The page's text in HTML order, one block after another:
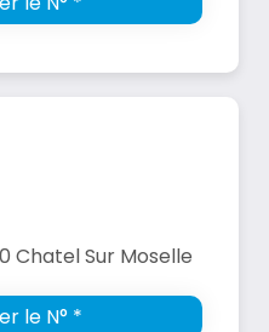
Chatel Sur Moselle
le N° *